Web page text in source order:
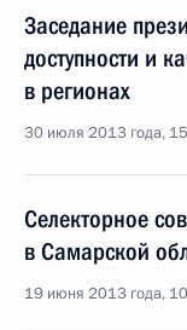
Заседание
доступности и
в регионах
30 июля 2013 года,
Селекторное
в Самарской
19 июня 2013 года,